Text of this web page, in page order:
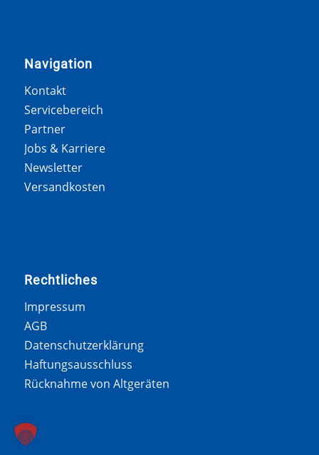
Navigation
Kontakt
Servicebereich
Partner
Jobs & Karriere
Newsletter
Versandkosten
Rechtliches
Impressum
AGB
Datenschutzerklärung
Haftungsausschluss
Rücknahme von Altgeräten